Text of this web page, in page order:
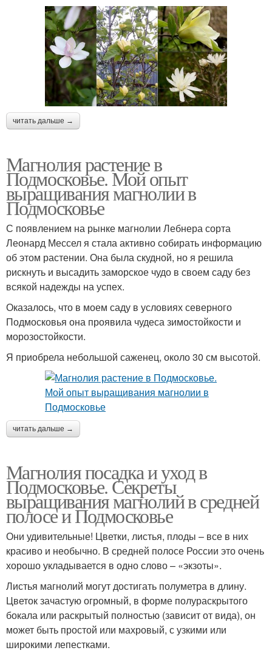
читать дальше →
Магнолия растение в
Подмосковье. Мой опыт
выращивания магнолии в
Подмосковье
С появлением на рынке магнолии Лебнера сорта
Леонард Мессел я стала активно собирать информацию
об этом растении. Она была скудной, но я решила
рискнуть и высадить заморское чудо в своем саду без
всякой надежды на успех.
Оказалось, что в моем саду в условиях северного
Подмосковья она проявила чудеса зимостойкости и
морозостойкости.
Я приобрела небольшой саженец, около 30 см высотой.
читать дальше →
Магнолия посадка и уход в
Подмосковье. Секреты
выращивания магнолий в средней
полосе и Подмосковье
Они удивительные! Цветки, листья, плоды – все в них
красиво и необычно. В средней полосе России это очень
хорошо укладывается в одно слово – «экзоты».
Листья магнолий могут достигать полуметра в длину.
Цветок зачастую огромный, в форме полураскрытого
бокала или раскрытый полностью (зависит от вида), он
может быть простой или махровый, с узкими или
широкими лепестками.